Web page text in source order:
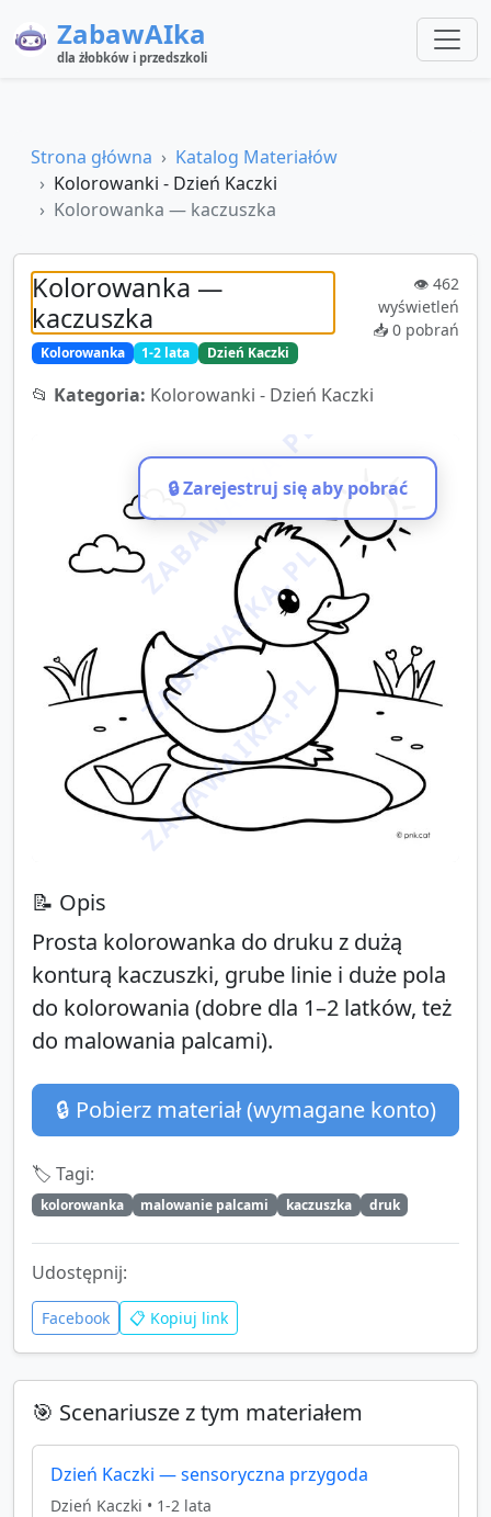
ZabawAIka
dla żłobków i przedszkoli
Strona główna
Katalog Materiałów
Kolorowanki - Dzień Kaczki
Kolorowanka — kaczuszka
Kolorowanka —
kaczuszka
Kolorowanka 1-2 lata Dzień Kaczki
👁️ 462
wyświetleń
📥 0 pobrań
📂 Kategoria: Kolorowanki - Dzień Kaczki
ZABAWAIKA.PL
ZABAWAIKA.PL
ZABAWAIKA.PL
🔒 Zarejestruj się aby pobrać
📝 Opis
Prosta kolorowanka do druku z dużą
konturą kaczuszki, grube linie i duże pola
do kolorowania (dobre dla 1–2 latków, też
do malowania palcami).
🔒 Pobierz materiał (wymagane konto)
🏷️ Tagi:
kolorowanka malowanie palcami kaczuszka druk
Udostępnij:
Facebook 📋 Kopiuj link
🎯 Scenariusze z tym materiałem
Dzień Kaczki — sensoryczna przygoda
Dzień Kaczki • 1-2 lata